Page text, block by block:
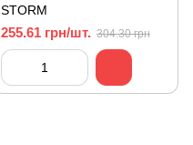
STORM
255.61 грн/шт. 304.30 грн